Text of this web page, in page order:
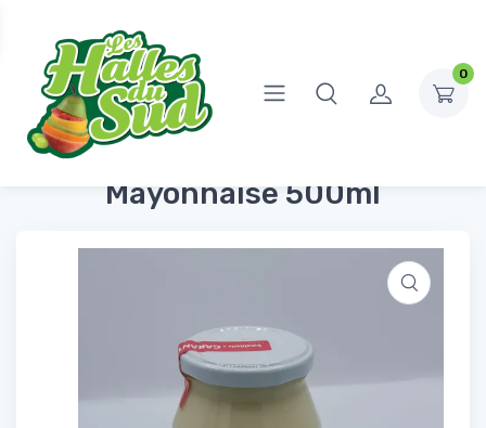
0
Accueil Épicerie Salée
Mayonnaise 500ml
Mayonnaise 500ml